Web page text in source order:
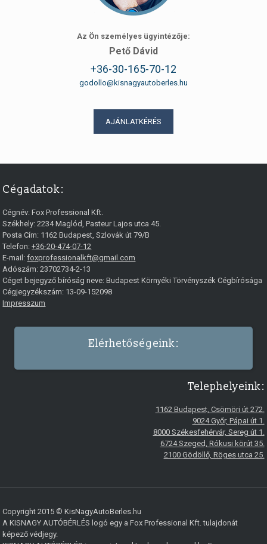
Az Ön személyes ügyintézője:
Pető Dávid
+36-30-165-70-12
godollo@kisnagyautoberles.hu
AJÁNLATKÉRÉS
Cégadatok:
Cégnév:Fox Professional Kft.
Székhely:2234 Maglód,Pasteur Lajos utca 45.
Posta Cím: 1162 Budapest, Szlovák út 79/B
Telefon:+36-20-474-07-12
E-mail:foxprofessionalkft@gmail.com
Adószám: 23702734-2-13
Céget bejegyző bíróság neve: Budapest Környéki Törvényszék Cégbírósága
Cégjegyzékszám: 13-09-152098
Impresszum
Elérhetőségeink:
Telephelyeink:
1162 Budapest, Csömöri út 272.
9024 Győr, Pápai út 1.
8000 Székesfehérvár, Sereg út 1.
6724 Szeged, Rókusi körút 35.
2100 Gödöllő, Röges utca 25.
Copyright 2015 © KisNagyAutoBerles.hu
A KISNAGY AUTÓBÉRLÉS logó egy a Fox Professional Kft. tulajdonát
képező védjegy.